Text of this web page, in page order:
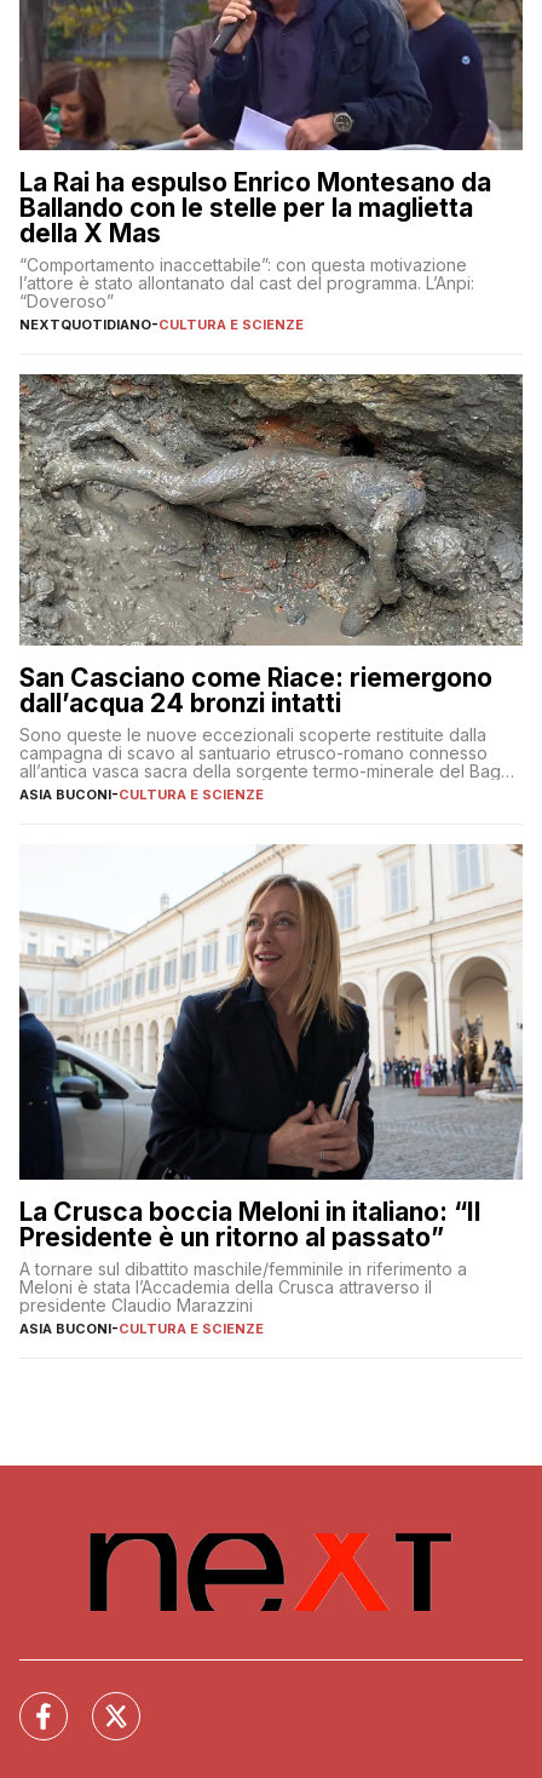
La Rai ha espulso Enrico Montesano da
Ballando con le stelle per la maglietta
della X Mas
“Comportamento inaccettabile”: con questa motivazione
l’attore è stato allontanato dal cast del programma. L’Anpi:
“Doveroso”
NEXTQUOTIDIANO-CULTURA E SCIENZE
San Casciano come Riace: riemergono
dall’acqua 24 bronzi intatti
Sono queste le nuove eccezionali scoperte restituite dalla
campagna di scavo al santuario etrusco-romano connesso
all’antica vasca sacra della sorgente termo-minerale del Bagno
Grande
ASIA BUCONI-CULTURA E SCIENZE
La Crusca boccia Meloni in italiano: “Il
Presidente è un ritorno al passato”
A tornare sul dibattito maschile/femminile in riferimento a
Meloni è stata l’Accademia della Crusca attraverso il
presidente Claudio Marazzini
ASIA BUCONI-CULTURA E SCIENZE